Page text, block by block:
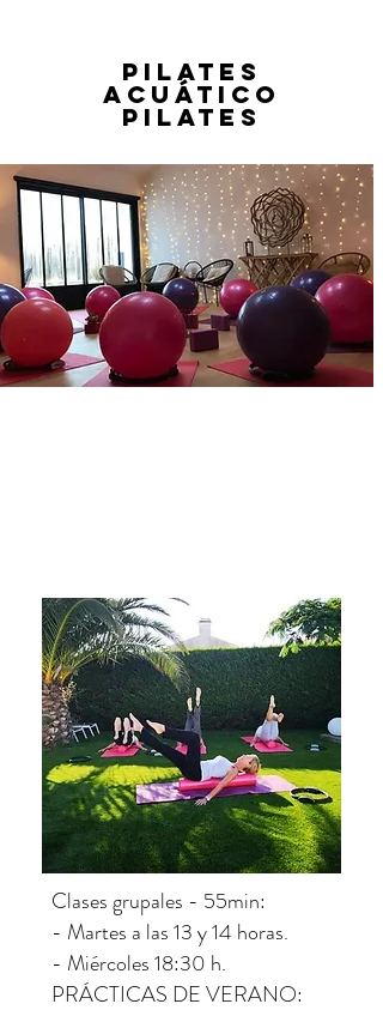
PILATES
ACUÁTICO
PILATES
Clases grupales - 55min:
- Martes a las 13 y 14 horas.
- Miércoles 18:30 h.
PRÁCTICAS DE VERANO: